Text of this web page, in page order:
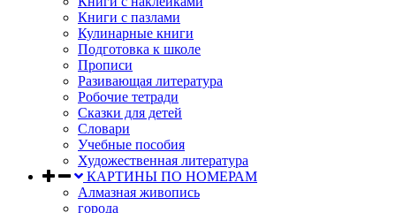
Книги с пазлами
Кулинарные книги
Подготовка к школе
Прописи
Разивающая литература
Робочие тетради
Сказки для детей
Словари
Учебные пособия
Художественная литература
КАРТИНЫ ПО НОМЕРАМ
Алмазная живопись
города